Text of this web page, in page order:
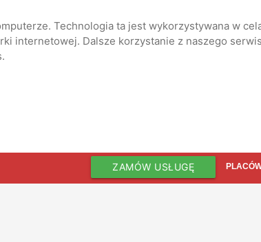
Technologia ta jest wykorzystywana w
internetowej. Dalsze korzystanie z naszego
ZAMÓW USŁUGĘ